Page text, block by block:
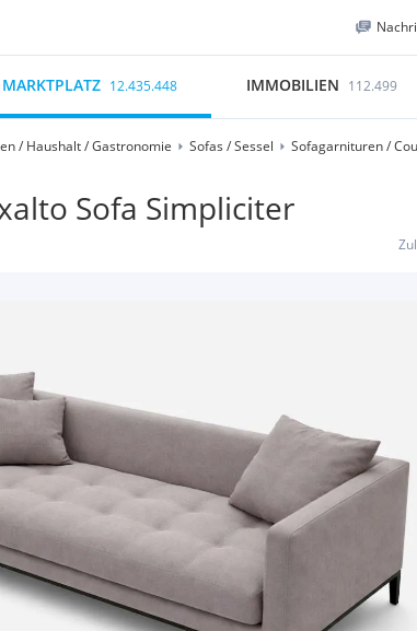
MARKTPLATZ 12.435.448 IMMOBILIEN 112.499
/ Haushalt / Gastronomie Sofas / Sessel
Sofagarnituren /
Sofa Simpliciter